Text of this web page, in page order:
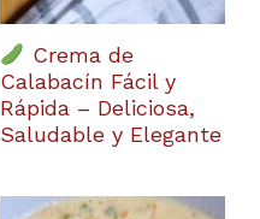
Crema de
Calabacín Fácil y
Rápida – Deliciosa,
Saludable y Elegante